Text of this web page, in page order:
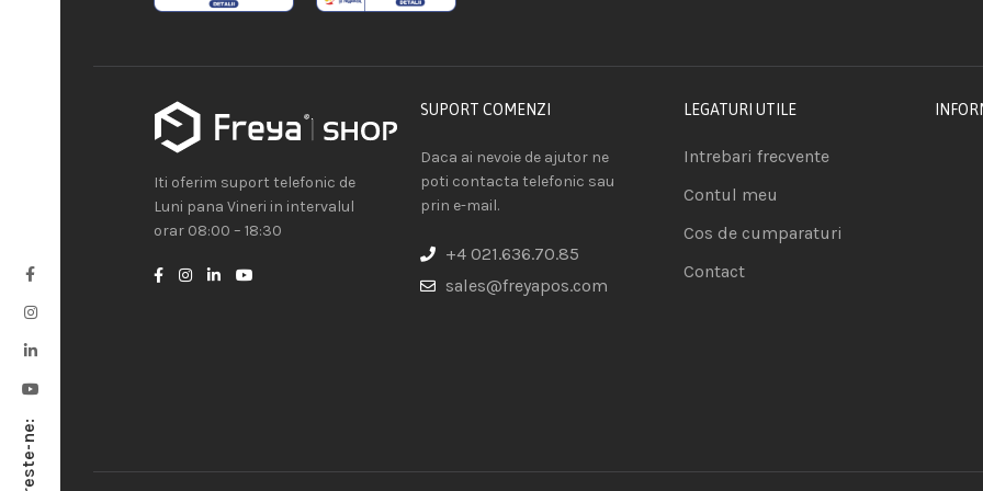
Iti oferim suport telefonic de
Luni pana Vineri in intervalul
orar 08:00 – 18:30
SUPORT COMENZI
Daca ai nevoie de ajutor ne
poti contacta telefonic sau
prin e-mail.
+4 021.636.70.85
sales@freyapos.com
LEGATURI UTILE
Intrebari frecvente
Contul meu
Cos de cumparaturi
Contact